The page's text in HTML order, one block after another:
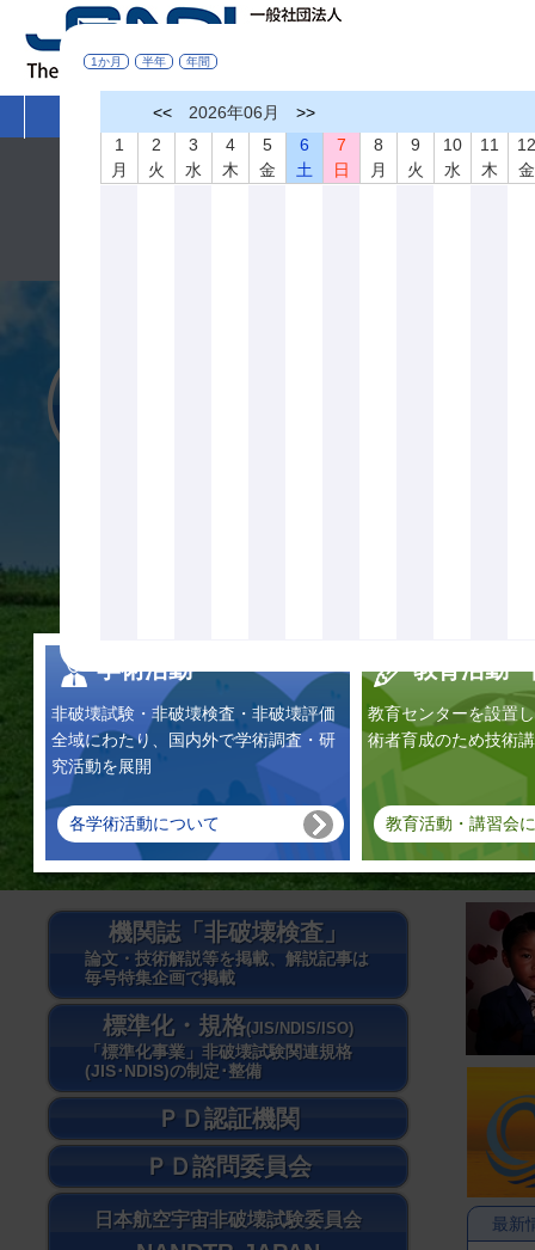
非破壊検査とは
令和８年熊本地震により被災された皆さまへ
学術活動
非破壊試験・非破壊検査・非破壊評価
全域にわたり、国内外で学術調査・研
究活動を展開
各学術活動について
教育活動
教育センターを設置
術者育成のため技術
教育活動・講習会
機関誌「非破壊検査」
論文・技術解説等を掲載、解説記事は
毎号特集企画で掲載
標準化・規格(JIS/NDIS/ISO)
「標準化事業」非破壊試験関連規格
(JIS･NDIS)の制定･整備
ＰＤ認証機関
ＰＤ諮問委員会
日本航空宇宙非破壊試験委員会 最新
1か月 半年 年間
<< 2026年06月
>>
1
月
2
火
3
水
4
木
5
金
6
土
7
日
8
月
9
火
10
水
11
木
金